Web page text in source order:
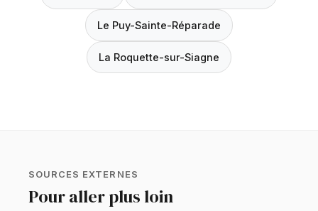
Le Puy-Sainte-Réparade
La Roquette-sur-Siagne
SOURCES EXTERNES
Pour aller plus loin